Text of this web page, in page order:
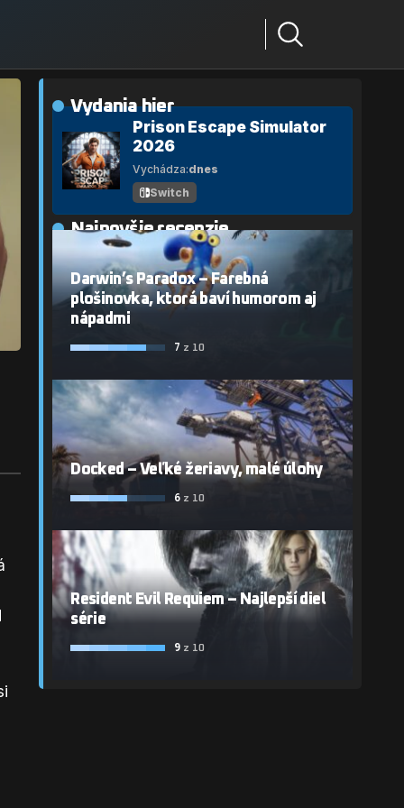
Vydania hier
Prison Escape Simulator
2026
Vychádza:dnes
Switch
Najnovšie recenzie
Darwin’s Paradox – Farebná
plošinovka, ktorá baví humorom aj
nápadmi
7 z 10
Docked – Veľké žeriavy, malé úlohy
6 z 10
Resident Evil Requiem – Najlepší diel
série
9 z 10